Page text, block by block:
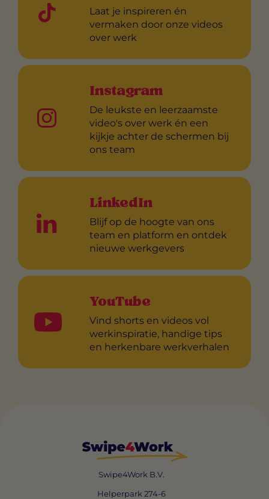
Laat je inspireren én
vermaken door onze videos
over werk
Instagram
De leukste en leerzaamste
video's over werk én een
kijkje achter de schermen bij
ons team
LinkedIn
Blijf op de hoogte van ons
team en platform en ontdek
nieuwe werkgevers
YouTube
Vind shorts en videos vol
werkinspiratie, handige tips
en herkenbare werkverhalen
Swipe4Work B.V.
Helperpark 274-6